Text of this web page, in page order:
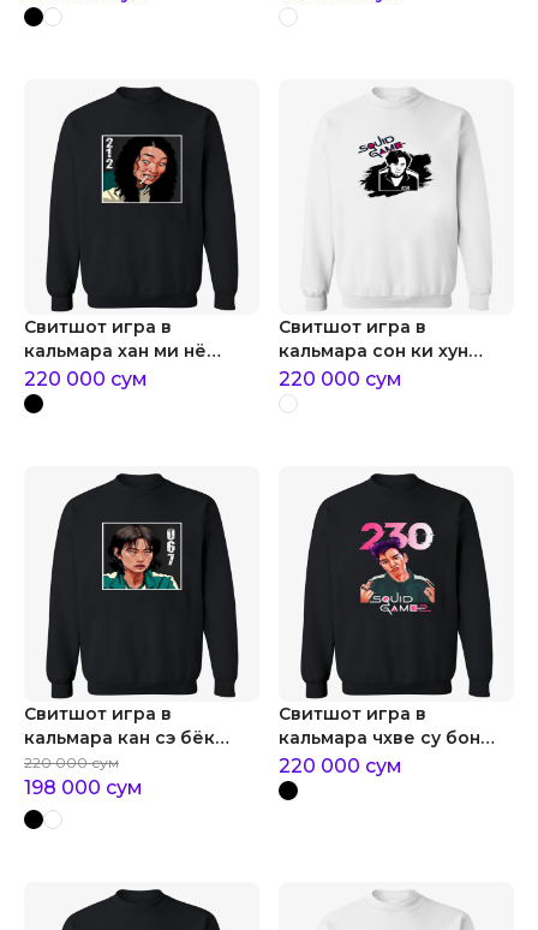
Свитшот игра в
кальмара хан ми нё
игрок №212
220 000 сум
Свитшот игра в
кальмара сон ки хун
игрок №456
220 000 сум
Свитшот игра в
кальмара кан сэ бёк
игрок №067
220 000 сум
198 000 сум
Свитшот игра в
кальмара чхве су бон
танос
220 000 сум